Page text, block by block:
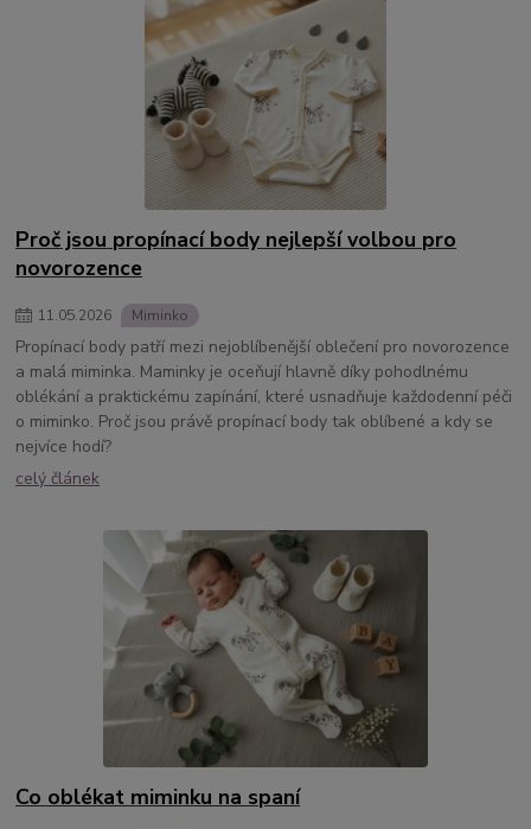
Proč jsou propínací body nejlepší volbou pro
novorozence
11.05.2026 Miminko
Propínací body patří mezi nejoblíbenější oblečení pro novorozence
a malá miminka. Maminky je oceňují hlavně díky pohodlnému
oblékání a praktickému zapínání, které usnadňuje každodenní péči
o miminko. Proč jsou právě propínací body tak oblíbené a kdy se
nejvíce hodí?
celý článek
Co oblékat miminku na spaní